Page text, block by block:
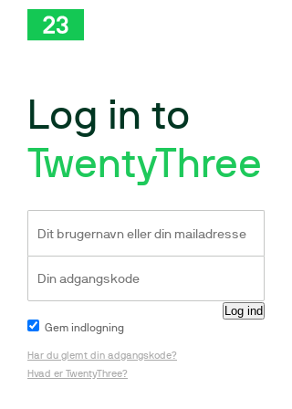
Log in to
TwentyThree
Gem indlogning
Har du glemt din adgangskode?
Hvad er TwentyThree?